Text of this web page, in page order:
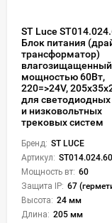
ST Luce
Блок питания
трансформатор)
влагозищащенный
мощностью 60Вт,
220=>24V,
для светодиодных
и низковольтных
трековых систем
Бренд: ST LUCE
Артикул:
Мощность вт: 60
Защита IP: 67
Высота: 24 мм
Длина: 205 мм